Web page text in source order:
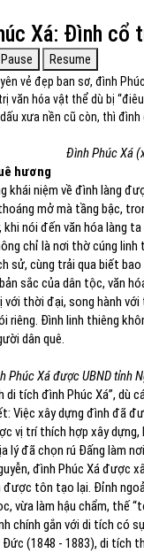
Xá: Đình cổ
vẻ đẹp ban sơ, đình
văn hóa vật thể dù bị
xưa nền cũ còn, thì đình
Đình Phúc Xá
hương
khái niệm về đình làng
mở mà tầng bậc,
khi nói đến văn hóa làng
chỉ là nơi thờ cúng
sử, cùng trải qua biết
sắc của dân tộc, văn
với thời đại, song hành
riêng. Đình linh thiêng
dân quê.
Phúc Xá được UBND tỉnh
di tích đình Phúc Xá”, dù
Việc xây dựng đình đã
vị trí thích hợp xây
lý đã chọn rú Đấng làm
đình Phúc Xá được
tôn tạo lại. Đỉnh
vừa làm hậu chẩm, thế
chính gắn với di tích có
Đức (1848 - 1883), di tích